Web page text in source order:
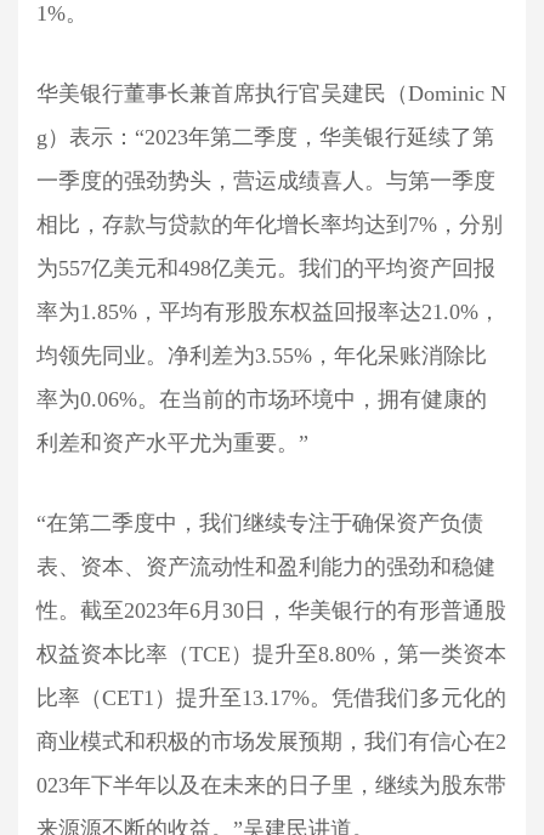
1%。
华美银行董事长兼首席执行官吴建民（Dominic N
g）表示：“2023年第二季度，华美银行延续了第
一季度的强劲势头，营运成绩喜人。与第一季度
相比，存款与贷款的年化增长率均达到7%，分别
为557亿美元和498亿美元。我们的平均资产回报
率为1.85%，平均有形股东权益回报率达21.0%，
均领先同业。净利差为3.55%，年化呆账消除比
率为0.06%。在当前的市场环境中，拥有健康的
利差和资产水平尤为重要。”
“在第二季度中，我们继续专注于确保资产负债
表、资本、资产流动性和盈利能力的强劲和稳健
性。截至2023年6月30日，华美银行的有形普通股
权益资本比率（TCE）提升至8.80%，第一类资本
比率（CET1）提升至13.17%。凭借我们多元化的
商业模式和积极的市场发展预期，我们有信心在2
023年下半年以及在未来的日子里，继续为股东带
来源源不断的收益。”吴建民讲道。